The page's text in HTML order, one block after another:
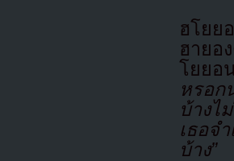
ฮโยย
ฮายอ
โยยอ
หรอก
บ้างไ
เธอจ
บ้าง”